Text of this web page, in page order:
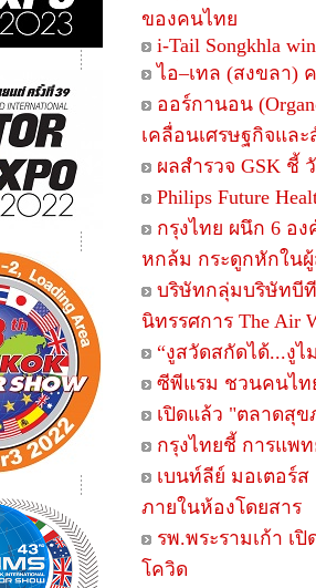
ของคนไทย
i-Tail Songkhla
ไอ–เทล (สงขลา)
ออร์กานอน
เคลื่อนเศรษฐกิจแล
ผลสำรวจ GSK ชี้
Philips Future
กรุงไทย ผนึก 6 อ
หกล้ม กระดูกหักใน
บริษัทกลุ่มบริษัทบี
นิทรรศการ The Air
“งูสวัดสกัดได้...งูไ
ซีพีแรม ชวนคนไท
เปิดแล้ว "ตลาดสุ
กรุงไทยชี้ การแพ
เบนท์ลีย์ มอเตอร์
ภายในห้องโดยสาร
รพ.พระรามเก้า เ
โควิด